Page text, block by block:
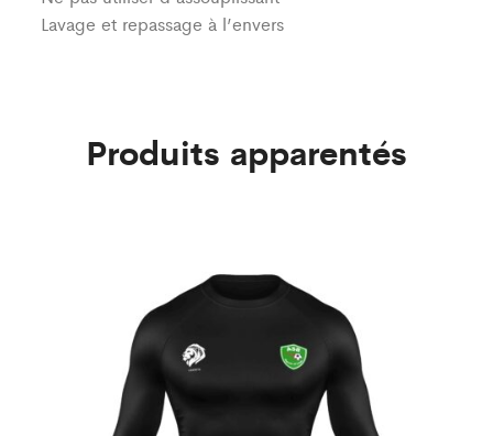
Lavage et repassage à l’envers
Produits apparentés